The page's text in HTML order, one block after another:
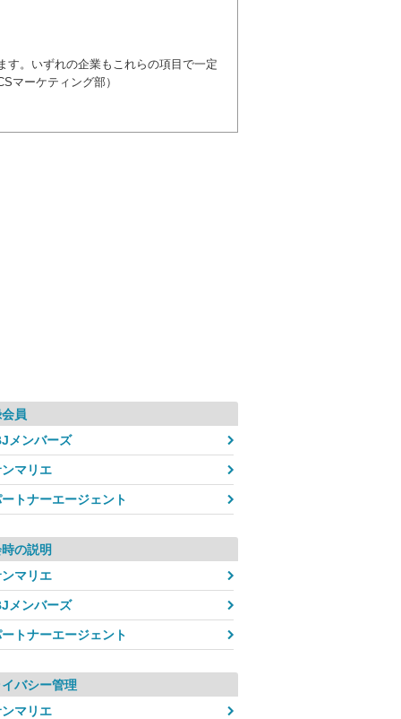
す。いずれの企業もこれらの項目で一定
マーケティング部）
員
メンバーズ
マリエ
トナーエージェント
の説明
マリエ
メンバーズ
トナーエージェント
バシー管理
マリエ